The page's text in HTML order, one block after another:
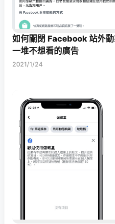
如何關閉 Facebook 站外
一堆不想看的廣告
2021/1/24